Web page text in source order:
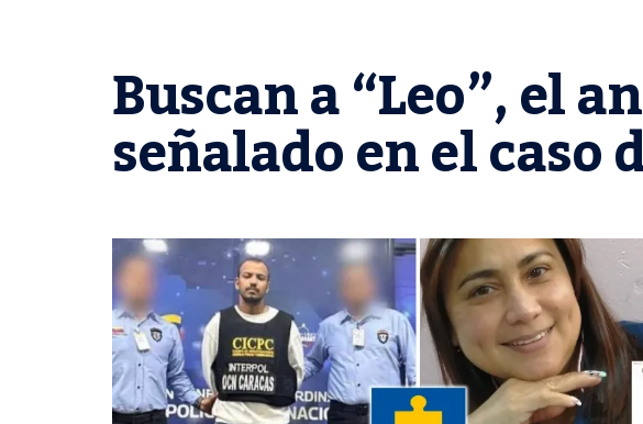
Buscan a “Leo”, el
señalado en el caso